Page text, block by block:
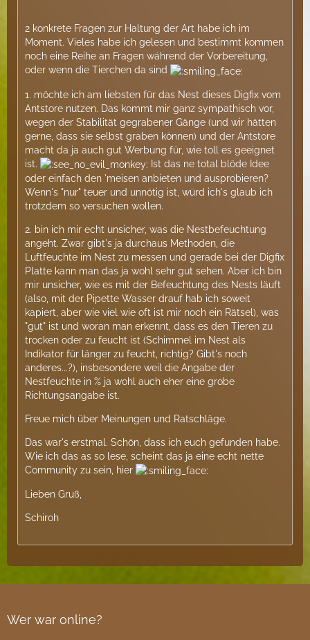
2 konkrete Fragen zur Haltung der Art habe ich im
Moment. Vieles habe ich gelesen und bestimmt kommen
noch eine Reihe an Fragen während der Vorbereitung,
oder wenn die Tierchen da sind
1. möchte ich am liebsten für das Nest dieses Digfix vom
Antstore nutzen. Das kommt mir ganz sympathisch vor,
wegen der Stabilität gegrabener Gänge (und wir hätten
gerne, dass sie selbst graben können) und der Antstore
macht da ja auch gut Werbung für, wie toll es geeignet
ist.
Ist das ne total blöde Idee
oder einfach den 'meisen anbieten und ausprobieren?
Wenn's "nur" teuer und unnötig ist, würd ich's glaub ich
trotzdem so versuchen wollen.
2. bin ich mir echt unsicher, was die Nestbefeuchtung
angeht. Zwar gibt's ja durchaus Methoden, die
Luftfeuchte im Nest zu messen und gerade bei der Digfix
Platte kann man das ja wohl sehr gut sehen. Aber ich bin
mir unsicher, wie es mit der Befeuchtung des Nests läuft
(also, mit der Pipette Wasser drauf hab ich soweit
kapiert, aber wie viel wie oft ist mir noch ein Rätsel), was
"gut" ist und woran man erkennt, dass es den Tieren zu
trocken oder zu feucht ist (Schimmel im Nest als
Indikator für länger zu feucht, richtig? Gibt's noch
anderes...?), insbesondere weil die Angabe der
Nestfeuchte in % ja wohl auch eher eine grobe
Richtungsangabe ist.
Freue mich über Meinungen und Ratschläge.
Das war's erstmal. Schön, dass ich euch gefunden habe.
Wie ich das as so lese, scheint das ja eine echt nette
Community zu sein, hier
Lieben Gruß,
Schiroh
Wer war online?